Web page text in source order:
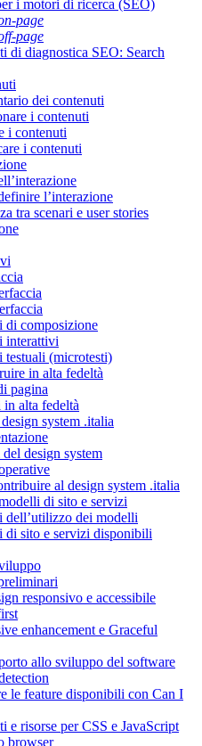
i motori di ricerca (SEO)
page
page
di diagnostica SEO: Search
dei contenuti
i contenuti
i contenuti
i contenuti
l’interazione
tra scenari e user stories
di composizione
interattivi
testuali (microtesti)
in alta fedeltà
pagina
alta fedeltà
system .italia
design system
al design system .italia
di sito e servizi
dell’utilizzo dei modelli
di sito e servizi disponibili
responsivo e accessibile
enhancement e Graceful
allo sviluppo del software
le feature disponibili con Can I
e risorse per CSS e JavaScript
browser